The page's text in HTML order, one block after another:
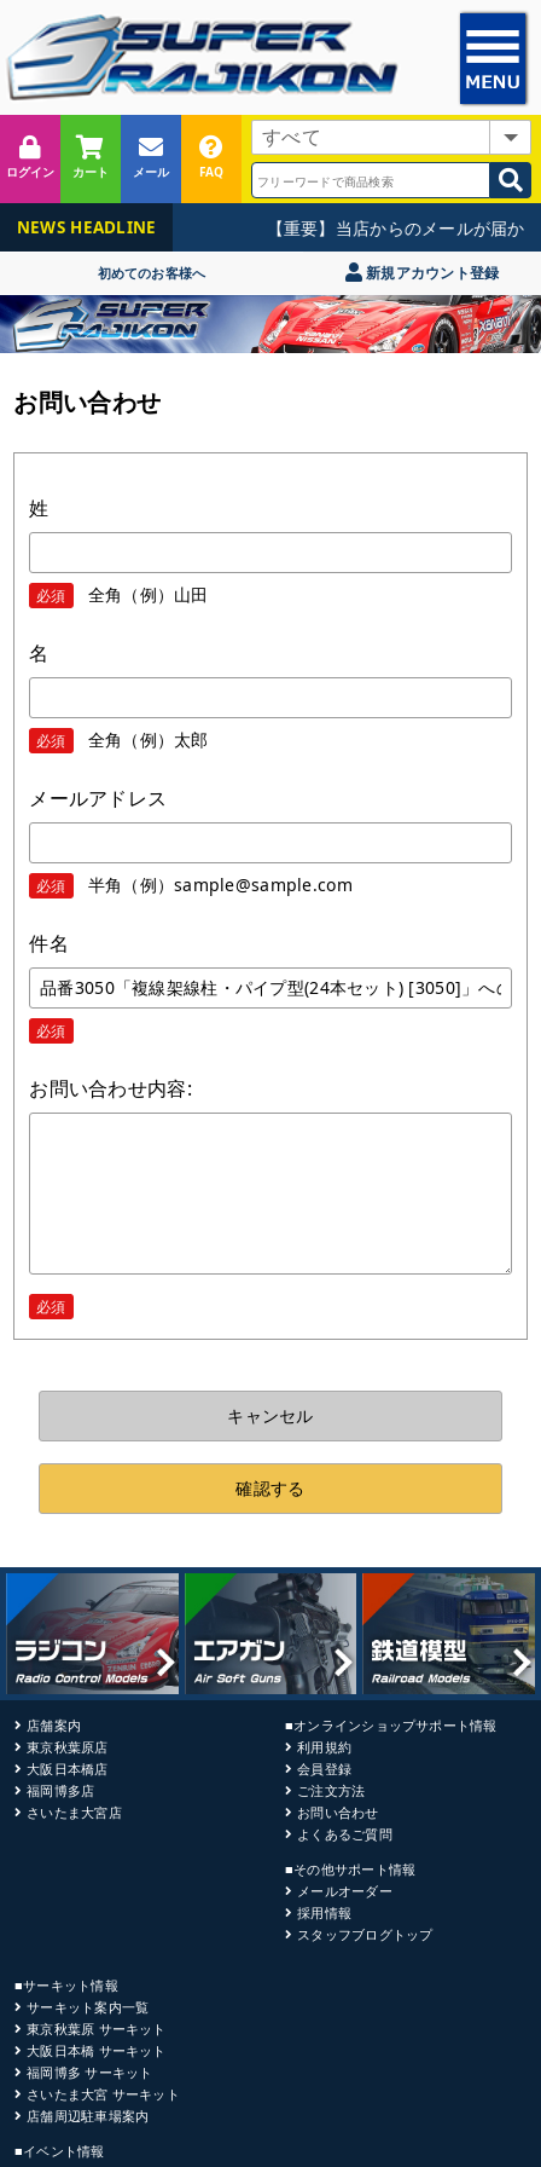
ログイン カート メール FAQ
NEWS HEADLINE 【重要】当店からのメールが届か
初めてのお客様へ 新規アカウント登録
お問い合わせ
姓
必須 全角（例）山田
名
必須 全角（例）太郎
メールアドレス
必須 半角（例）sample@sample.com
件名
必須
お問い合わせ内容:
必須
店舗案内
東京秋葉原店
大阪日本橋店
福岡博多店
さいたま大宮店
■オンラインショップサポート情報
利用規約
会員登録
ご注文方法
お問い合わせ
よくあるご質問
■その他サポート情報
メールオーダー
採用情報
スタッフブログトップ
■サーキット情報
サーキット案内一覧
東京秋葉原 サーキット
大阪日本橋 サーキット
福岡博多 サーキット
さいたま大宮 サーキット
店舗周辺駐車場案内
■イベント情報